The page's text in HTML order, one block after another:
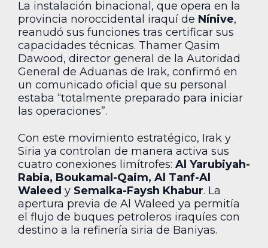
La instalación binacional, que opera en la
provincia noroccidental iraquí de Nínive,
reanudó sus funciones tras certificar sus
capacidades técnicas. Thamer Qasim
Dawood, director general de la Autoridad
General de Aduanas de Irak, confirmó en
un comunicado oficial que su personal
estaba “totalmente preparado para iniciar
las operaciones”.
Con este movimiento estratégico, Irak y
Siria ya controlan de manera activa sus
cuatro conexiones limítrofes: Al Yarubiyah-
Rabia, Boukamal-Qaim, Al Tanf-Al
Waleed y Semalka-Faysh Khabur. La
apertura previa de Al Waleed ya permitía
el flujo de buques petroleros iraquíes con
destino a la refinería siria de Baniyas.